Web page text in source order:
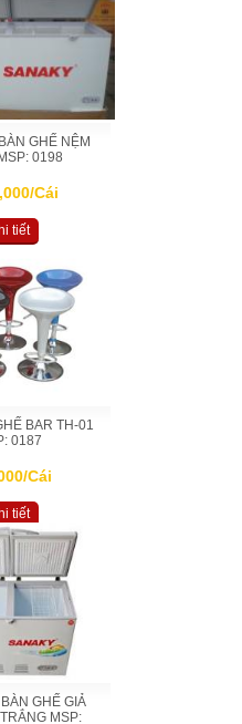
GHẾ NỆM
0198
Cái
tiết
BAR TH-01
0187
Cái
tiết
GHẾ GIẢ
MSP: